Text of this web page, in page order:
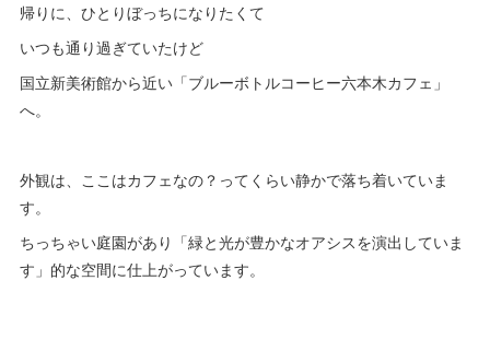
帰りに、ひとりぼっちになりたくて
いつも通り過ぎていたけど
国立新美術館から近い「ブルーボトルコーヒー六本木カフェ」
へ。
外観は、ここはカフェなの？ってくらい静かで落ち着いていま
す。
ちっちゃい庭園があり「緑と光が豊かなオアシスを演出していま
す」的な空間に仕上がっています。